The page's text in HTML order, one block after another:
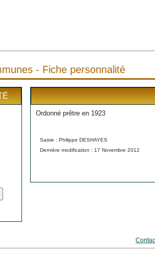
- Fiche personnalité
Ordonné prêtre en 1923
Saisie : Philippe DESHAYES
Dernière modification : 17 Novembre 2012